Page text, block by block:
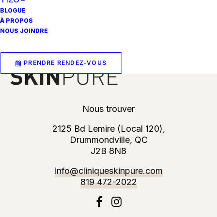
BLOGUE
À PROPOS
NOUS JOINDRE
PRENDRE RENDEZ-VOUS
event_available
Nous trouver
2125 Bd Lemire (Local 120),
Drummondville, QC
J2B 8N8
info@cliniqueskinpure.com
819 472-2022